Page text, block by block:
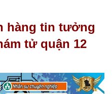
hàng tin tưởng
tử quận 12